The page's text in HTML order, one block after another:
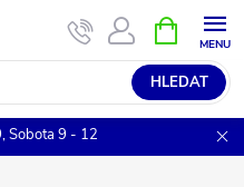
HLEDAT
NÁKUPNÍ
KOŠÍK
Sobota 9 - 12